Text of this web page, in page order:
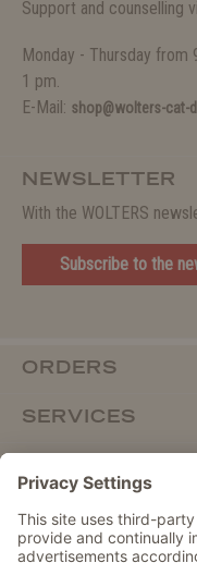
Support and counselling
Monday - Thursday
1 pm.
E-Mail: shop@wolters-cat-
NEWSLETTER
With the WOLTERS
Subscribe to the
ORDERS
SERVICES
DEALER